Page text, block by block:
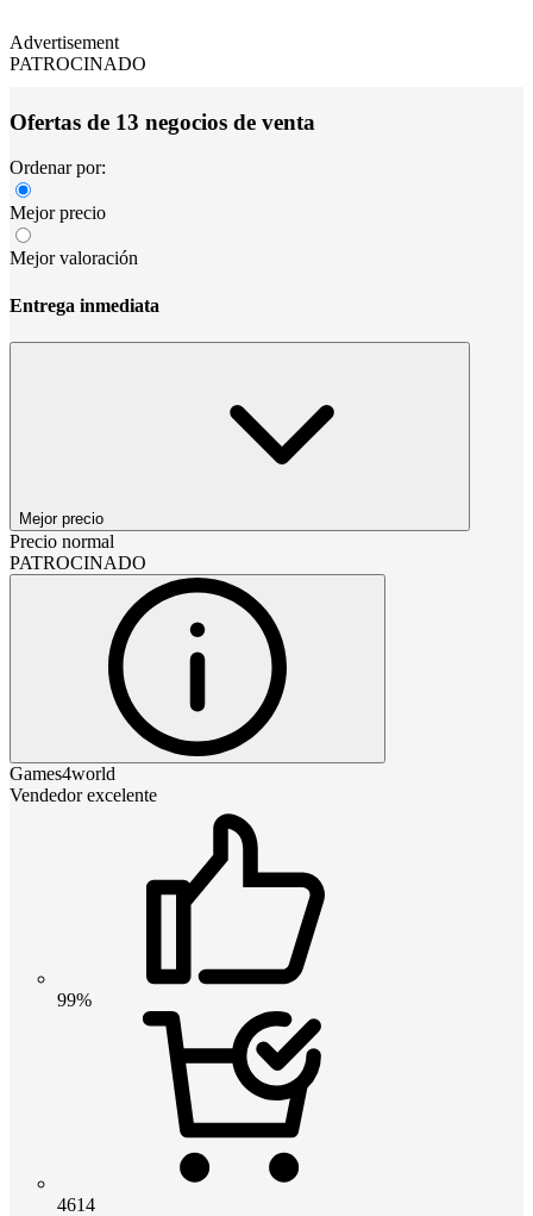
Advertisement
PATROCINADO
Ofertas de 13 negocios de venta
Ordenar por:
Mejor precio
Mejor valoración
Entrega inmediata
Mejor precio
Precio normal
PATROCINADO
Games4world
Vendedor excelente
99%
4614